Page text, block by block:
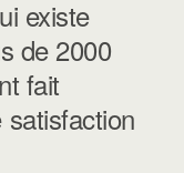
existe
de 2000
fait